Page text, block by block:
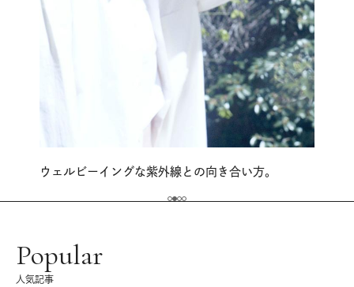
ウェルビーイングな紫外線との向き合い方。
Popular
人気記事